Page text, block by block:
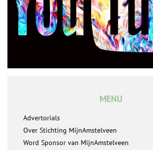
MENU
Advertorials
Over Stichting MijnAmstelveen
Word Sponsor van MijnAmstelveen